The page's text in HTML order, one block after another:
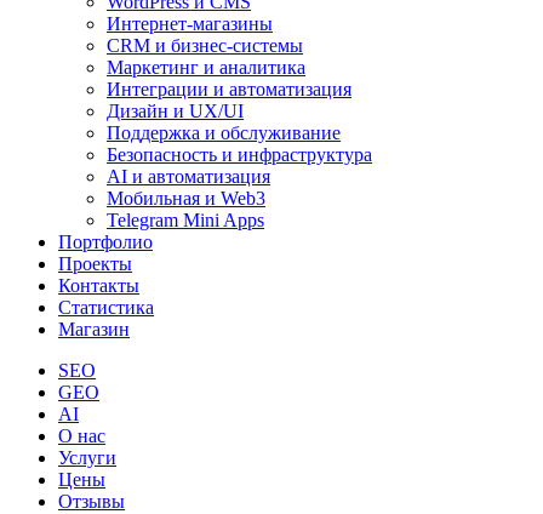
Интернет-магазины
CRM и бизнес-системы
Маркетинг и аналитика
Интеграции и автоматизация
Дизайн и UX/UI
Поддержка и обслуживание
Безопасность и инфраструктура
AI и автоматизация
Мобильная и Web3
Telegram Mini Apps
Портфолио
Проекты
Контакты
Статистика
Магазин
SEO
GEO
AI
О нас
Услуги
Цены
Отзывы